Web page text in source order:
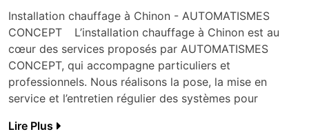
Installation chauffage à Chinon - AUTOMATISMES
CONCEPT L’installation chauffage à Chinon est au
cœur des services proposés par AUTOMATISMES
CONCEPT, qui accompagne particuliers et
professionnels. Nous réalisons la pose, la mise en
service et l’entretien régulier des systèmes pour
Lire Plus